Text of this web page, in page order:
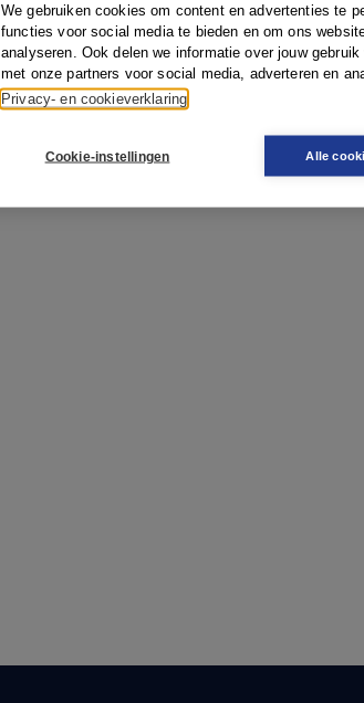
We gebruiken cookies om content en advertenties te
functies voor social media te bieden en om ons
analyseren. Ook delen we informatie over jouw
met onze partners voor social media, adverteren en
Privacy- en cookieverklaring
Cookie-instellingen Alle
Naar de